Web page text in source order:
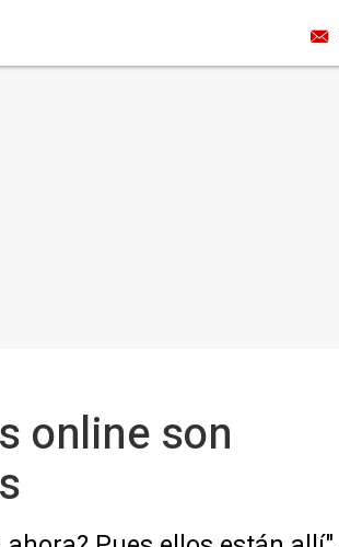
online son